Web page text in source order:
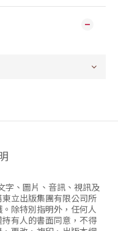
字、圖片、音訊、視訊及
立出版集團有限公司所
除特別指明外，任何人
有人的書面同意，不得